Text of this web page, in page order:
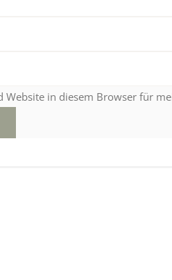
Website in diesem Browser für